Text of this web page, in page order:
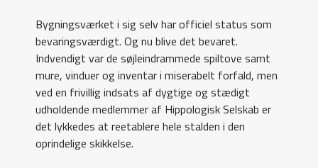
Bygningsværket i sig selv har officiel status som
bevaringsværdigt. Og nu blive det bevaret.
Indvendigt var de søjleindrammede spiltove samt
mure, vinduer og inventar i miserabelt forfald, men
ved en frivillig indsats af dygtige og stædigt
udholdende medlemmer af Hippologisk Selskab er
det lykkedes at reetablere hele stalden i den
oprindelige skikkelse.